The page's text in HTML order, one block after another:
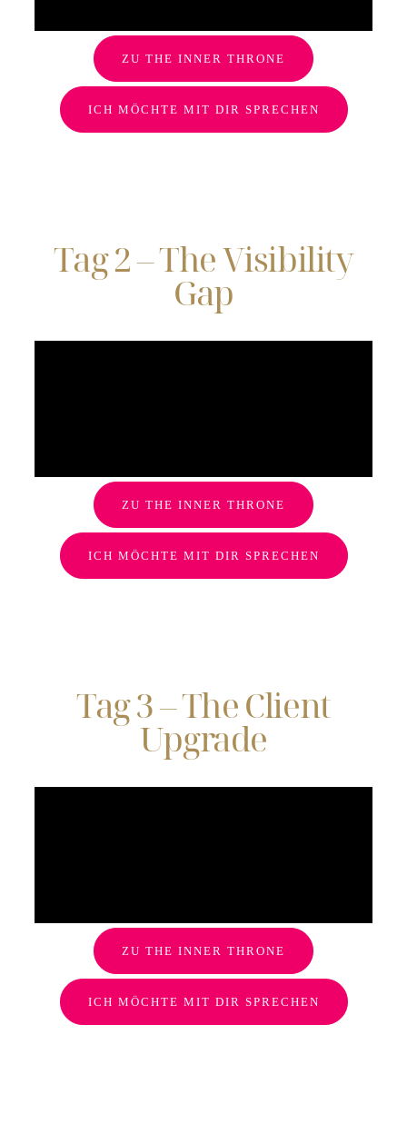
ZU THE INNER THRONE
ICH MÖCHTE MIT DIR SPRECHEN
Tag 2 – The Visibility
Gap
ZU THE INNER THRONE
ICH MÖCHTE MIT DIR SPRECHEN
Tag 3 – The Client
Upgrade
ZU THE INNER THRONE
ICH MÖCHTE MIT DIR SPRECHEN